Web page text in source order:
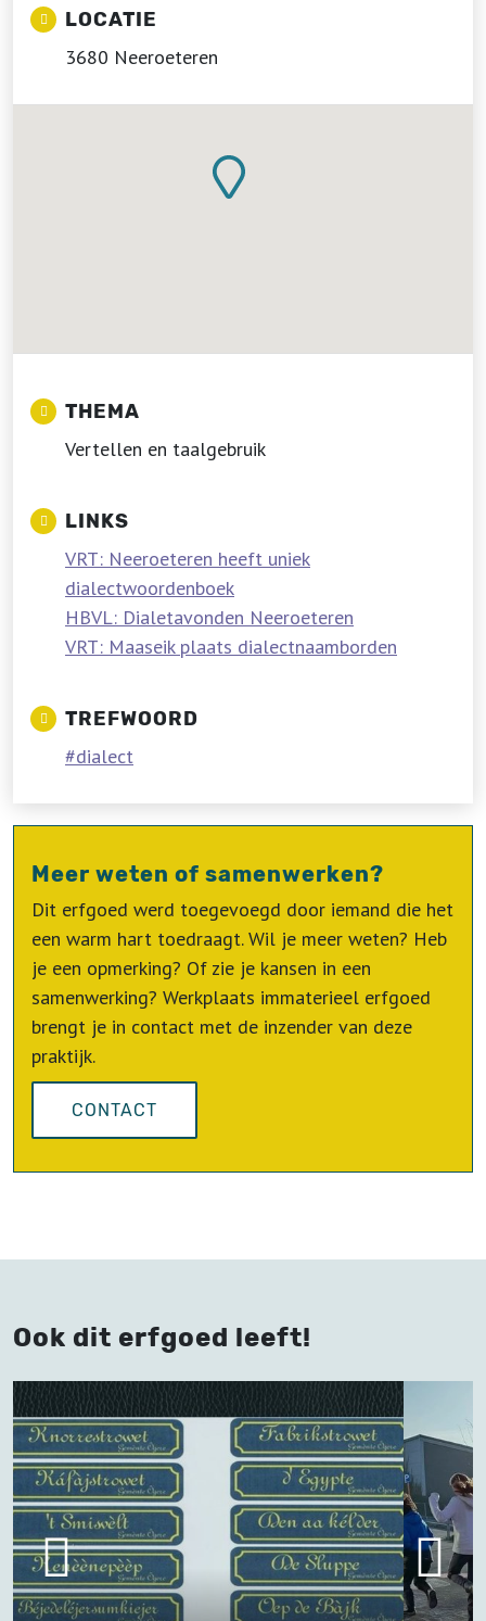
LOCATIE
3680 Neeroeteren
THEMA
Vertellen en taalgebruik
LINKS
VRT: Neeroeteren heeft uniek
dialectwoordenboek
HBVL: Dialetavonden Neeroeteren
VRT: Maaseik plaats dialectnaamborden
TREFWOORD
dialect
Meer weten of samenwerken?
Dit erfgoed werd toegevoegd door iemand die het
een warm hart toedraagt. Wil je meer weten? Heb
je een opmerking? Of zie je kansen in een
samenwerking? Werkplaats immaterieel erfgoed
brengt je in contact met de inzender van deze
praktijk.
CONTACT
Ook dit erfgoed leeft!